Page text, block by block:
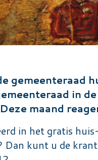
gemeenteraad
in
maand
in het gratis
kunt u de